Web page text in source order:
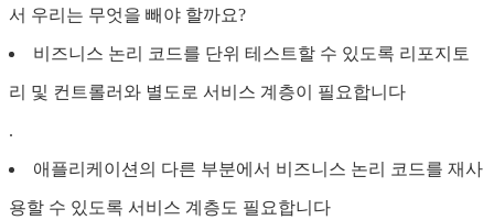
서 우리는 무엇을 빼야 할까요?
비즈니스 논리 코드를 단위 테스트할 수 있도록 리포지토
리 및 컨트롤러와 별도로 서비스 계층이 필요합니다
.
애플리케이션의 다른 부분에서 비즈니스 논리 코드를 재사
용할 수 있도록 서비스 계층도 필요합니다